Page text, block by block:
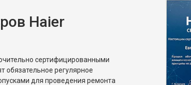
от 80 мин
от 50 мин
Haier
сертифицированными
обязательное регулярное
для проведения ремонта